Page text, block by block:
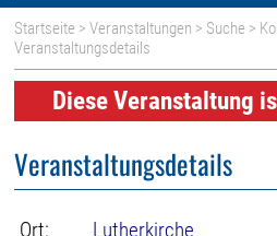
Startseite >Veranstaltungen > Suche >
Veranstaltungsdetails
Diese Veranstaltung
Veranstaltungsdetails
Ort:
Lutherkirche